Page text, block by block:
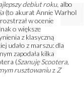
debiut roku, albo
(to akurat Annie Warhol
w ocenie
o większe
z klasyczną
udało z marszu: dla
zapodała kilka
(Szanuję Scootera,
rusztowaniuz Z